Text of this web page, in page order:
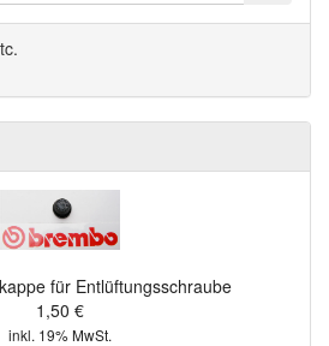
für Entlüftungsschraube
1,50 €
inkl. 19% MwSt.